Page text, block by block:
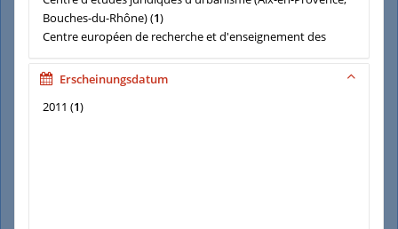
Bouches-du-Rhône)(1)
Centre européen de recherche et d'enseignement des
Institut méditerranéen d'écologie et de paléo-écologie
NICOLAS, Laurence
Erscheinungsdatum
2011 (1)